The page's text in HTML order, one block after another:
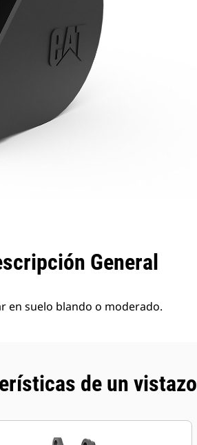
General
en suelo blando o moderado.
de un vistazo